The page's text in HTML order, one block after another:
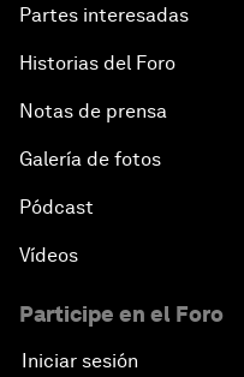
Partes interesadas
Historias del Foro
Notas de prensa
Galería de fotos
Pódcast
Vídeos
Participe en el Foro
Iniciar sesión